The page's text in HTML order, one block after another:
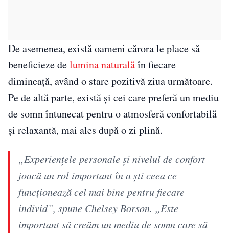
De asemenea, există oameni cărora le place să
beneficieze delumina naturalăîn fiecare
dimineață, având o stare pozitivă ziua următoare.
Pe de altă parte, există și cei care preferă un mediu
de somn întunecat pentru o atmosferă confortabilă
și relaxantă, mai ales după o zi plină.
„Experiențele personale și nivelul de confort
joacă un rol important în a ști ceea ce
funcționează cel mai bine pentru fiecare
individ”, spune Chelsey Borson. „Este
important să creăm un mediu de somn care să